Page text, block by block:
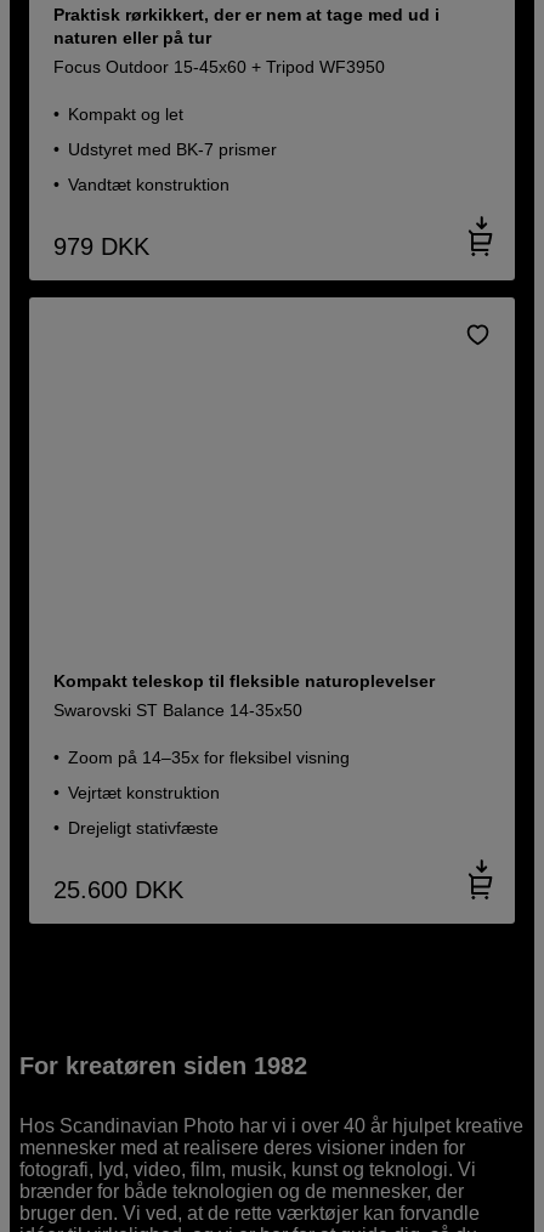
Praktisk rørkikkert, der er nem at tage med ud i
naturen eller på tur
Focus Outdoor 15-45x60 + Tripod WF3950
Kompakt og let
Udstyret med BK-7 prismer
Vandtæt konstruktion
979 DKK
Kompakt teleskop til fleksible naturoplevelser
Swarovski ST Balance 14-35x50
Zoom på 14–35x for fleksibel visning
Vejrtæt konstruktion
Drejeligt stativfæste
25.600 DKK
For kreatøren siden 1982
Hos Scandinavian Photo har vi i over 40 år hjulpet kreative
mennesker med at realisere deres visioner inden for
fotografi, lyd, video, film, musik, kunst og teknologi. Vi
brænder for både teknologien og de mennesker, der
bruger den. Vi ved, at de rette værktøjer kan forvandle